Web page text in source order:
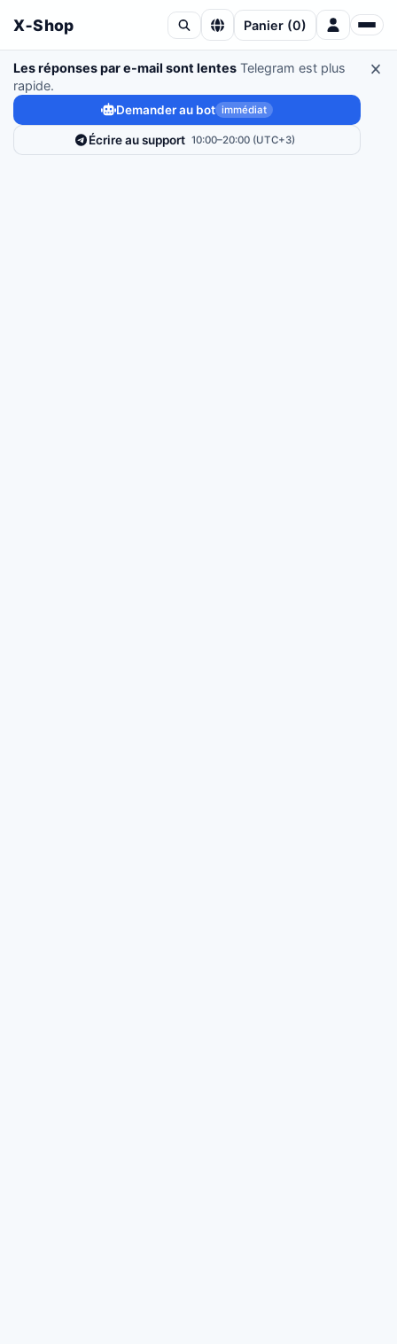
X‑Shop Panier (0)
Les réponses par e-mail sont lentes Telegram est plus
rapide.
Demander au bot immédiat
Écrire au support 10:00–20:00 (UTC+3)